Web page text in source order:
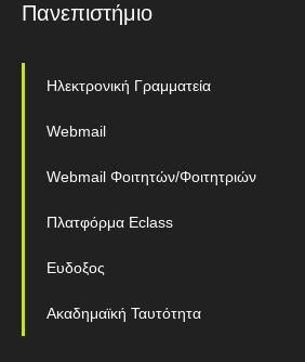
Πανεπιστήμιο
Ηλεκτρονική Γραμματεία
Webmail
Webmail Φοιτητών/Φοιτητριών
Πλατφόρμα Eclass
Ευδοξος
Ακαδημαϊκή Ταυτότητα